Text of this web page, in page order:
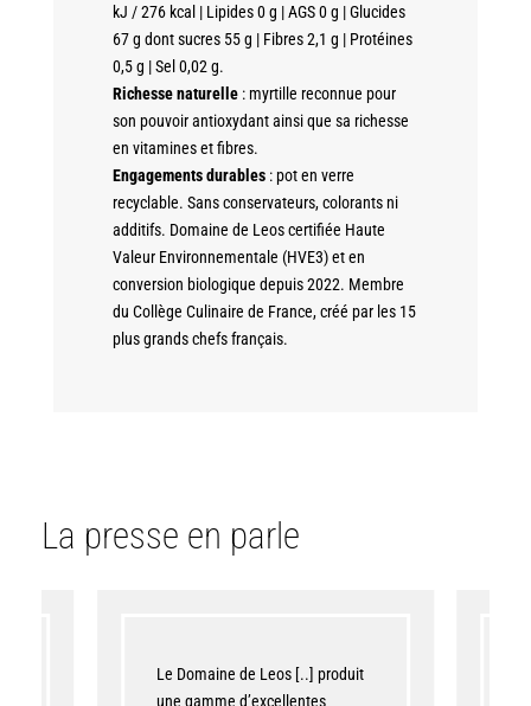
kJ / 276 kcal | Lipides 0 g | AGS 0 g | Glucides
67 g dont sucres 55 g | Fibres 2,1 g | Protéines
0,5 g | Sel 0,02 g.
Richesse naturelle : myrtille reconnue pour
son pouvoir antioxydant ainsi que sa richesse
en vitamines et fibres.
Engagements durables : pot en verre
recyclable. Sans conservateurs, colorants ni
additifs. Domaine de Leos certifiée Haute
Valeur Environnementale (HVE3) et en
conversion biologique depuis 2022. Membre
du Collège Culinaire de France, créé par les 15
plus grands chefs français.
La presse en parle
Le Domaine de Leos [..] produit
une gamme d’excellentes